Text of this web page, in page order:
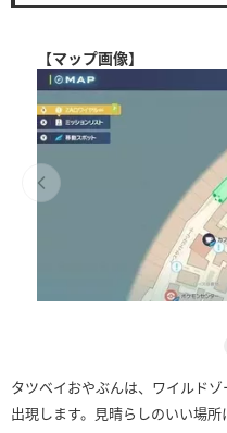
【マップ画像】
タツベイおやぶんは、ワイルド
出現します。見晴らしのいい場